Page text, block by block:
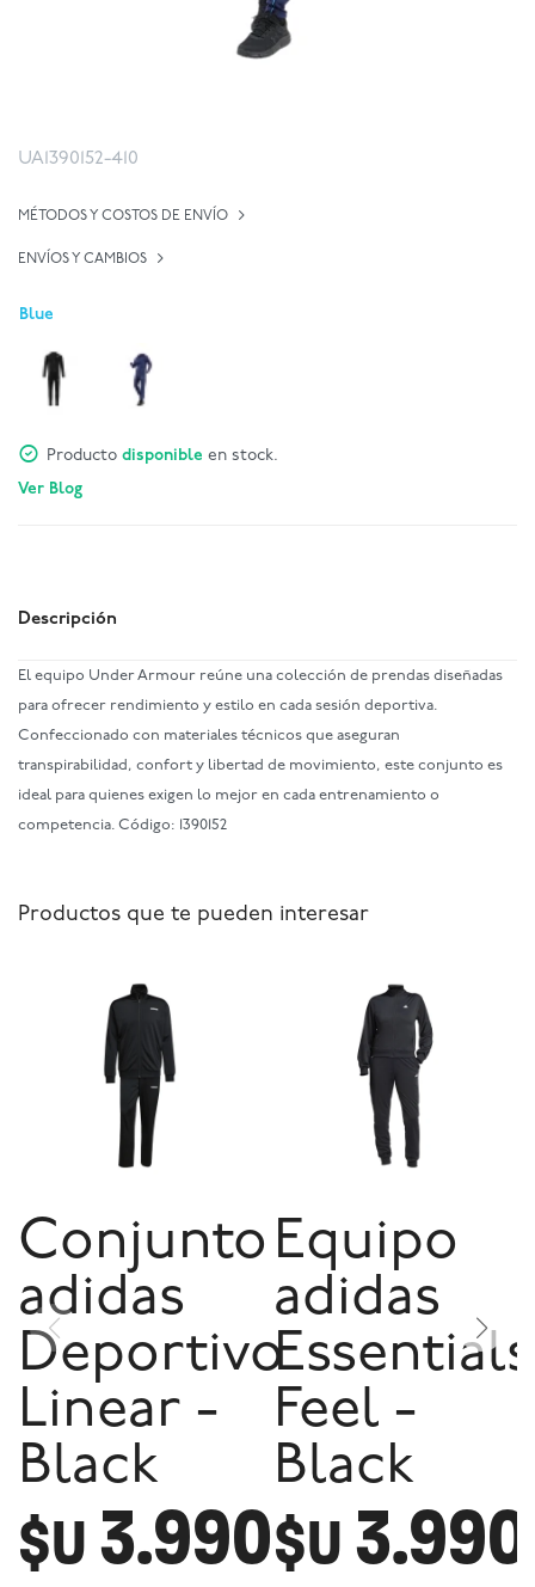
UA1390152-410
MÉTODOS Y COSTOS DE ENVÍO
ENVÍOS Y CAMBIOS
Blue
Producto disponible en stock.
Ver Blog
Descripción
El equipo Under Armour reúne una colección de prendas diseñadas
para ofrecer rendimiento y estilo en cada sesión deportiva.
Confeccionado con materiales técnicos que aseguran
transpirabilidad, confort y libertad de movimiento, este conjunto es
ideal para quienes exigen lo mejor en cada entrenamiento o
competencia. Código: 1390152
Productos que te pueden interesar
Conjunto
adidas
Deportivo
Linear -
Black
$U 3.990
Equipo
adidas
Essentials
Feel -
Black
$U 3.990